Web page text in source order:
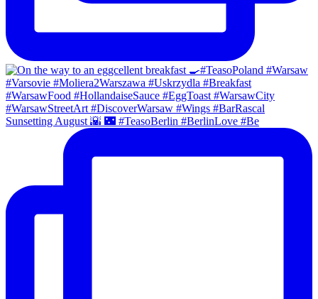
Sunsetting August 🌇 🌃 #TeasoBerlin #BerlinLove #Be